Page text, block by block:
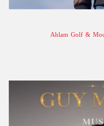
Ahlam Golf &